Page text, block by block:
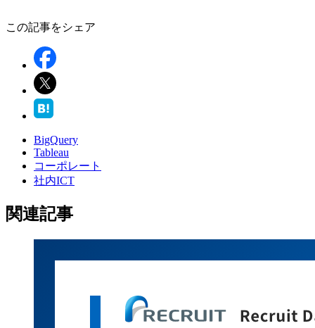
この記事をシェア
BigQuery
Tableau
コーポレート
社内ICT
関連記事